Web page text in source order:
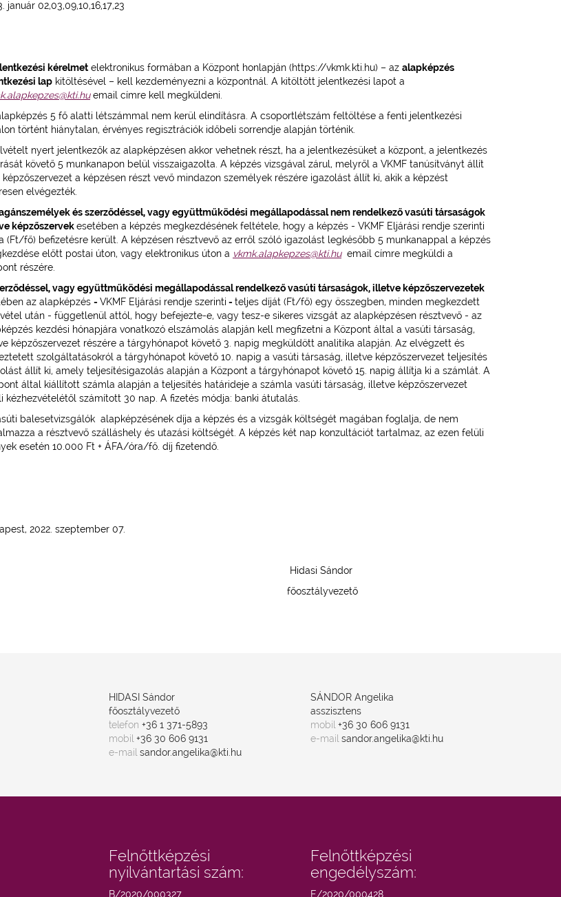
január 02,03,09,10,16,17,23
kérelmet elektronikus formában a Központ honlapján (https://vkmk.kti.hu) – az alapképzés
lap kitöltésével – kell kezdeményezni a központnál. A kitöltött jelentkezési lapot a
email címre kell megküldeni.
5 fő alatti létszámmal nem kerül elindításra. A csoportlétszám feltöltése a fenti jelentkezési
történt hiánytalan, érvényes regisztrációk időbeli sorrendje alapján történik.
nyert jelentkezők az alapképzésen akkor vehetnek részt, ha a jelentkezésüket a központ, a jelentkezés
követő 5 munkanapon belül visszaigazolta. A képzés vizsgával zárul, melyről a VKMF tanúsítványt állít
képzőszervezet a képzésen részt vevő mindazon személyek részére igazolást állít ki, akik a képzést
elvégezték.
és szerződéssel, vagy együttműködési megállapodással nem rendelkező vasúti társaságok
képzőszervekesetében a képzés megkezdésének feltétele, hogy a képzés - VKMF Eljárási rendje szerinti
(Ft/fő) befizetésre került. A képzésen résztvevő az erről szóló igazolást legkésőbb 5 munkanappal a képzés
előtt postai úton, vagy elektronikus úton a vkmk.alapkepzes@kti.hu email címre megküldi a
részére.
vagy együttműködési megállapodással rendelkező vasúti társaságok, illetve képzőszervezetek
az alapképzés - VKMF Eljárási rendje szerinti - teljes díját (Ft/fő) egy összegben, minden megkezdett
után - függetlenül attól, hogy befejezte-e, vagy tesz-e sikeres vizsgát az alapképzésen résztvevő - az
kezdési hónapjára vonatkozó elszámolás alapján kell megfizetni a Központ által a vasúti társaság,
képzőszervezet részére a tárgyhónapot követő 3. napig megküldött analitika alapján. Az elvégzett és
szolgáltatásokról a tárgyhónapot követő 10. napig a vasúti társaság, illetve képzőszervezet teljesítés
állít ki, amely teljesítésigazolás alapján a Központ a tárgyhónapot követő 15. napig állítja ki a számlát. A
által kiállított számla alapján a teljesítés határideje a számla vasúti társaság, illetve képzőszervezet
kézhezvételétől számított 30 nap. A fizetés módja: banki átutalás.
balesetvizsgálók alapképzésének díja a képzés és a vizsgák költségét magában foglalja, de nem
a résztvevő szálláshely és utazási költségét. A képzés két nap konzultációt tartalmaz, az ezen felüli
esetén 10.000 Ft + ÁFA/óra/fő. díj fizetendő.
2022. szeptember 07.
Sándor
HIDASI Sándor
főosztályvezető
telefon +36 1 371-5893
mobil +36 30 606 9131
e-mail sandor.angelika@kti.hu
SÁNDOR Angelika
asszisztens
mobil +36 30 606 9131
e-mail sandor.angelika@kti.hu
Felnőttképzési
nyilvántartási szám:
B/2020/000327
Felnőttképzési
engedélyszám:
E/2020/000428